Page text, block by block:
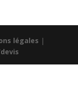
légales |